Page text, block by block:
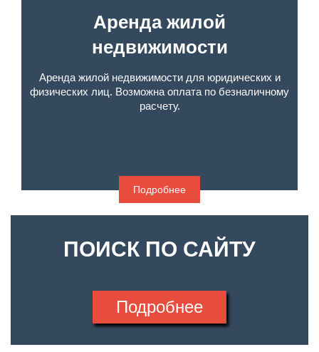
Аренда жилой
недвижимости
Аренда жилой недвижимости для юридических и
физических лиц. Возможна оплата по безналичному
расчету.
Подробнее
ПОИСК ПО САЙТУ
Подробнее